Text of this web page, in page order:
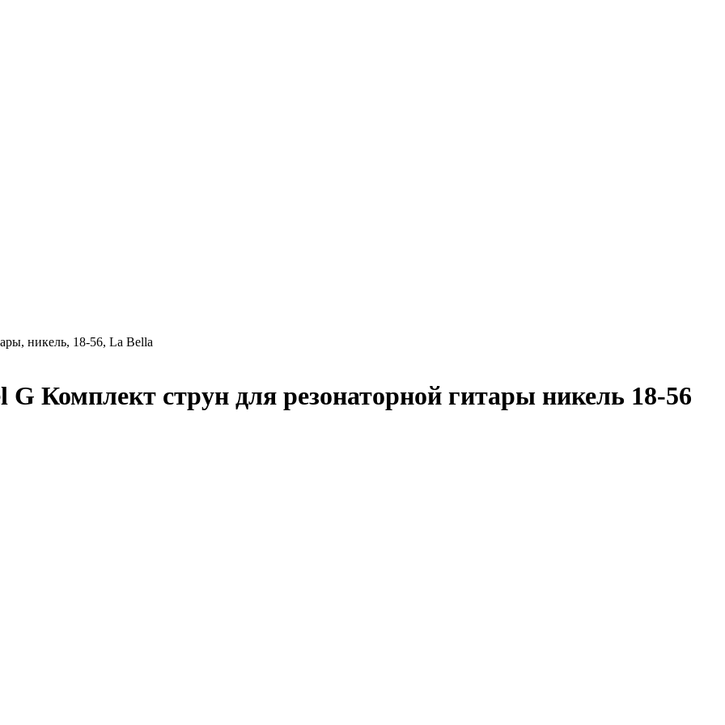
никель, 18-56, La Bella
Комплект струн для резонаторной гитары никель 18-56